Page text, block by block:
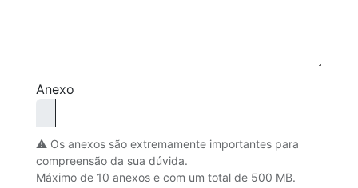
Anexo
⚠️ Os anexos são extremamente importantes para
compreensão da sua dúvida.
Máximo de 10 anexos e com um total de 500 MB.